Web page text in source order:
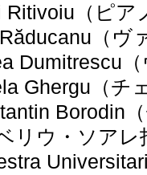
Ritivoiu（ピア
（ヴ
Dumitrescu
Ghergu（チ
Borodin
リウ・ソアレ